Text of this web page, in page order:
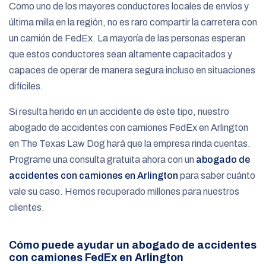
Como uno de los mayores conductores locales de envíos y
última milla en la región, no es raro compartir la carretera con
un camión de FedEx. La mayoría de las personas esperan
que estos conductores sean altamente capacitados y
capaces de operar de manera segura incluso en situaciones
difíciles.
Si resulta herido en un accidente de este tipo, nuestro
abogado de accidentes con camiones FedEx en Arlington
en The Texas Law Dog hará que la empresa rinda cuentas.
Programe una consulta gratuita ahora con un abogado de
accidentes con camiones en Arlington para saber cuánto
vale su caso. Hemos recuperado millones para nuestros
clientes.
Cómo puede ayudar un abogado de accidentes
con camiones FedEx en Arlington